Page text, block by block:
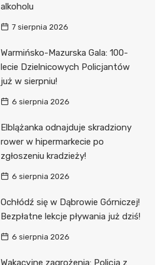
alkoholu
7 sierpnia 2026
Warmińsko-Mazurska Gala: 100-
lecie Dzielnicowych Policjantów
już w sierpniu!
6 sierpnia 2026
Elblążanka odnajduje skradziony
rower w hipermarkecie po
zgłoszeniu kradzieży!
6 sierpnia 2026
Ochłódź się w Dąbrowie Górniczej!
Bezpłatne lekcje pływania już dziś!
6 sierpnia 2026
Wakacyjne zagrożenia: Policja z